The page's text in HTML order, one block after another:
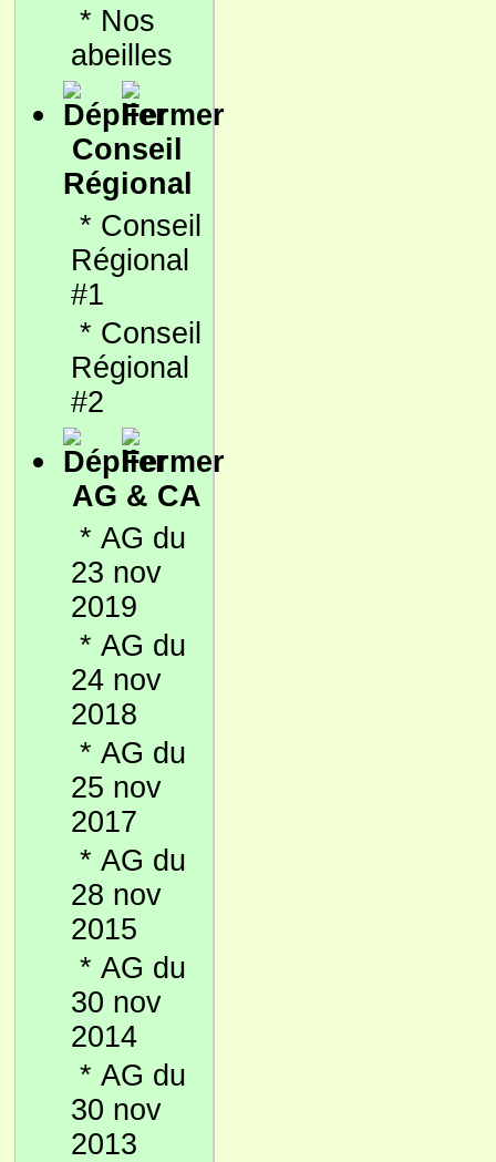
* Nos
abeilles
Conseil
Régional
* Conseil
Régional
#1
* Conseil
Régional
#2
AG & CA
* AG du
23 nov
2019
* AG du
24 nov
2018
* AG du
25 nov
2017
* AG du
28 nov
2015
* AG du
30 nov
2014
* AG du
30 nov
2013